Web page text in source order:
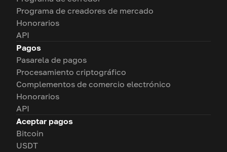
Programa de creadores de mercado
Honorarios
API
Pagos
Pasarela de pagos
Procesamiento criptográfico
Complementos de comercio electrónico
Honorarios
API
Aceptar pagos
Bitcoin
USDT